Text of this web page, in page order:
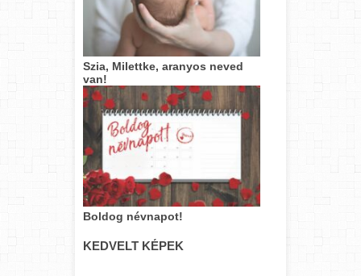
Szia, Milettke, aranyos neved
van!
Boldog névnapot!
KEDVELT KÉPEK